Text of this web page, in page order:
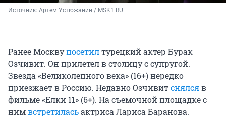
Источник: Артем Устюжанин / MSK1.RU
Ранее Москвупосетилтурецкий актер Бурак
Озчивит. Он прилетел в столицу с супругой.
Звезда «Великолепного века» (16+) нередко
приезжает в Россию. Недавно Озчивитснялсяв
фильме «Елки 11» (6+). На съемочной площадке с
нимвстретиласьактриса Лариса Баранова.